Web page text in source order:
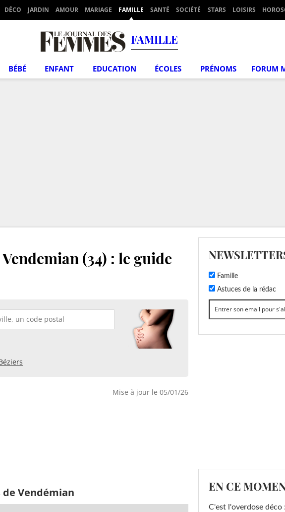
DÉCO JARDIN AMOUR MARIAGE FAMILLE SANTÉ SOCIÉTÉ STARS LOISIRS
FAMILLE
BÉBÉ ENFANT EDUCATION ÉCOLES PRÉNOMS FORUM
(34) : le guide
Mise à jour le 05/01/26
Vendémian
Famille
Astuces de la rédac
EN CE
C'est l'overdose déco